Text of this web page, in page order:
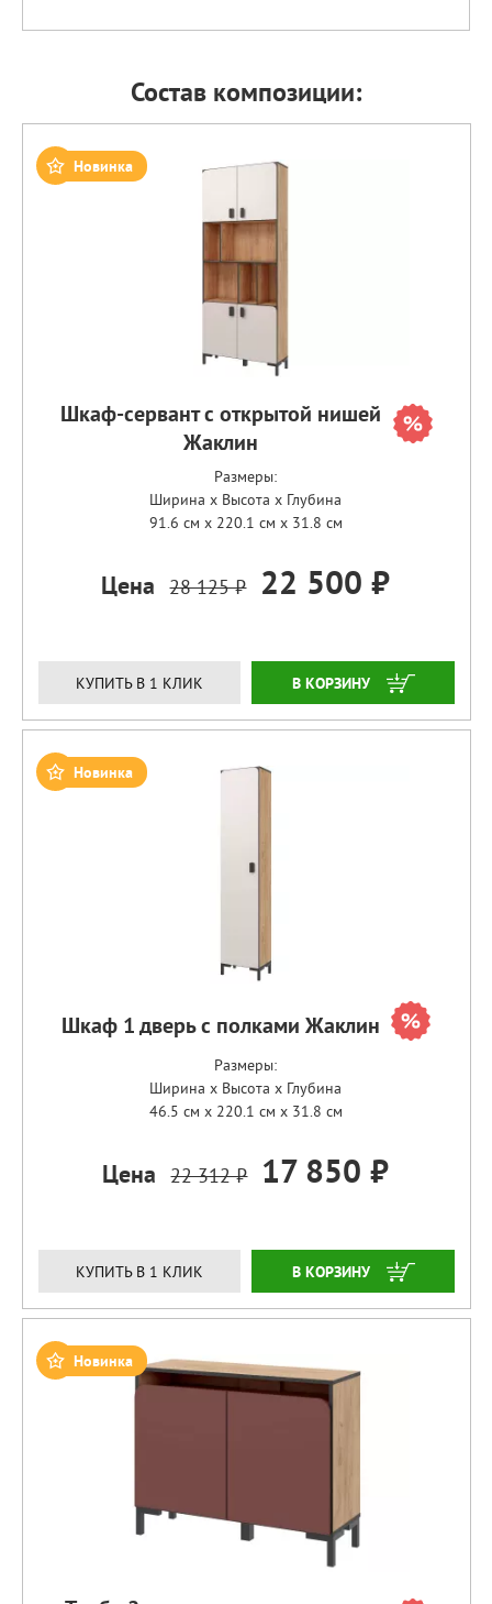
Состав композиции:
Новинка
Шкаф-сервант с открытой нишей
Жаклин
Размеры:
Ширина x Высота x Глубина
91.6 см x 220.1 см x 31.8 см
Цена 28 125 ₽ 22 500 ₽
КУПИТЬ В 1 КЛИК ЗАКАЗАТЬ
Новинка
Шкаф 1 дверь с полками Жаклин
Размеры:
Ширина x Высота x Глубина
46.5 см x 220.1 см x 31.8 см
Цена 22 312 ₽ 17 850 ₽
КУПИТЬ В 1 КЛИК ЗАКАЗАТЬ
Новинка